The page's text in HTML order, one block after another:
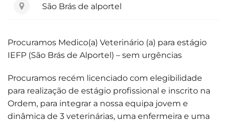
São Brás de alportel
Procuramos Medico(a) Veterinário (a) para estágio
IEFP (São Brás de Alportel) – sem urgências
Procuramos recém licenciado com elegibilidade
para realização de estágio profissional e inscrito na
Ordem, para integrar a nossa equipa jovem e
dinâmica de 3 veterinárias, uma enfermeira e uma